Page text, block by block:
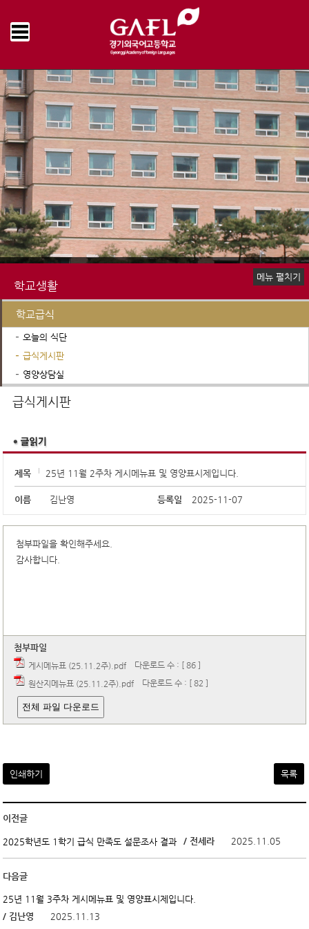
학교생활
신입생 안내
학교급식
오늘의 식단
급식게시판
영양상담실
행정서비스
학교운영위원회
메뉴 펼치기
급식게시판
제목 25년 11월 2주차 게시메뉴표 및 영양표시제입니다.
이름 김난영 등록일 2025-11-07
첨부파일을 확인해주세요.
감사합니다.
첨부파일
게시메뉴표 (25.11.2주).pdf 다운로드 수 : [ 86 ]
원산지메뉴표 (25.11.2주).pdf 다운로드 수 : [ 82 ]
전체 파일 다운로드
인쇄하기 목록
이전글
2025학년도 1학기 급식 만족도 설문조사 결과 / 전세라 2025.11.05
다음글
25년 11월 3주차 게시메뉴표 및 영양표시제입니다.
/ 김난영
2025.11.13